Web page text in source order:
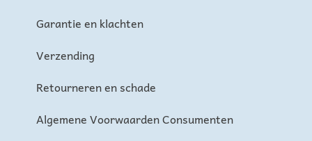
Garantie en klachten
Verzending
Retourneren en schade
Algemene Voorwaarden Consumenten